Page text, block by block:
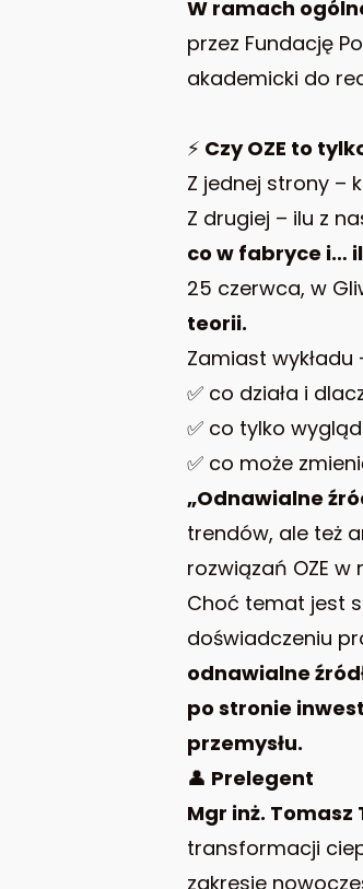
W ramach
przez Fundację
akademicki do
⚡ Czy OZE to
Z jednej strony –
Z drugiej – ilu z
co w fabryce i…
25 czerwca, w
teorii.
Zamiast
✅ co działa i
✅ co tylko
✅ co może
„Odnawialne
trendów, ale też
rozwiązań OZE w
Choć temat jest
doświadczeniu
odnawialne
po stronie
przemysłu.
👤 Prelegent
Mgr inż. Tomasz
transformacji
zakresie